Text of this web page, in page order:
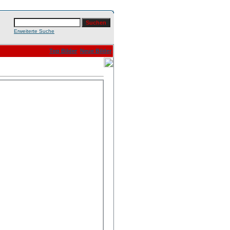
Erweiterte Suche
Top Bilder Neue Bilder